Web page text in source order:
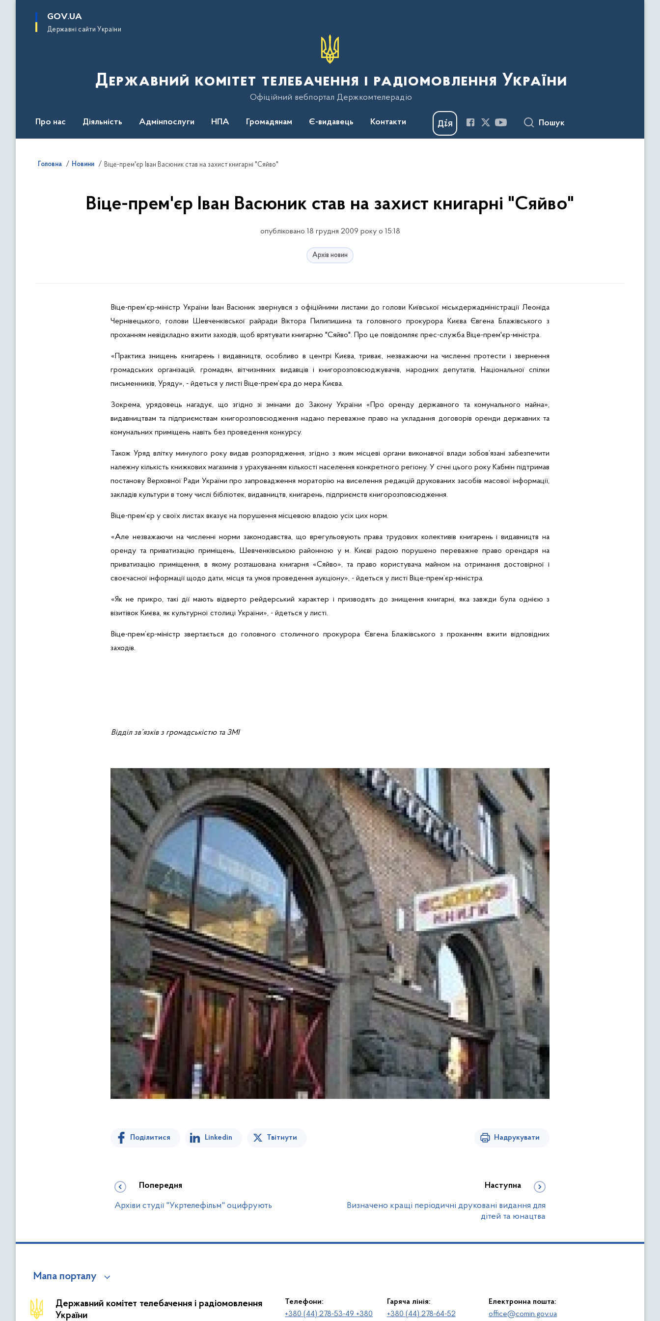
основного
GOV.UA
Державні сайти України
Державний комітет телебачення і радіомовлення України
Офіційний вебпортал Держкомтелерадіо
Про нас Діяльність Адмінпослуги НПА Громадянам Є-видавець Контакти Пошук
Головна Новини Віце-прем'єр Іван Васюник став на захист книгарні "Сяйво"
Віце-прем'єр Іван Васюник став на захист книгарні "Сяйво"
опубліковано 18 грудня 2009 року о 15:18
Архів новин
Віце-прем’єр-міністр України Іван Васюник звернувся з офіційними листами до голови Київської міськдержадміністрації Леоніда
Чернівецького, голови Шевченківської райради
Віктора Пилипишина та головного прокурора Києва Євгена Блажівського з
проханням невідкладно вжити заходів, щоб врятувати книгарню "Сяйво". Про це повідомляє прес-служба Віце-прем'єр-міністра.
«Практика знищень книгарень і видавництв, особливо в центрі Києва, триває, незважаючи на численні протести і звернення
громадських організацій, громадян, вітчизняних видавців ікнигорозповсюджувачів, народних депутатів, Національної спілки
письменників, Уряду», - йдеться у листі Віце-прем’єра до мера Києва.
Зокрема, урядовець нагадує, що згідно зі змінами до Закону України «Про оренду державного та комунального майна»,
видавництвам та підприємствам книгорозповсюдження надано переважне право на укладання договорів оренди державних та
комунальних приміщень навіть без проведення конкурсу.
Також Уряд влітку минулого року видав розпорядження, згідно з яким місцеві органи виконавчої влади зобов’язані забезпечити
належну кількість книжкових магазинів з урахуванням кількості населення конкретного регіону. У січні цього року Кабмін підтримав
постанову Верховної Ради України про запровадження мораторію на виселення редакцій друкованих засобів масової інформації,
закладів культури в тому числі бібліотек, видавництв, книгарень, підприємств книгорозповсюдження.
Віце-прем’єр у своїх листах вказує на порушення місцевою владою усіх цих норм.
«Але незважаючи на численні норми законодавства, що врегульовують права трудових колективів книгарень і видавництв на
оренду та приватизацію приміщень, Шевченківською районною у м. Києві радою порушено переважне право орендаря на
приватизацію приміщення, в якому розташована книгарня «Сяйво», та право користувача майном на отримання достовірної і
своєчасної інформації щодо дати, місця та умов проведення аукціону», - йдеться у листі Віце-прем’єр-міністра.
«Як не прикро, такі дії мають відверторейдерський характер і призводять до знищення книгарні, яка завжди була однією з
візитівок Києва, як культурної столиці України», - йдеться у листі.
Віце-прем’єр-міністр звертається до головного столичного прокурора Євгена Блажівського з проханням вжити відповідних
заходів.
Відділ зв’язків з громадськістю та ЗМІ
Поділитися Linkedin Твітнути Надрукувати
Попередня
Архіви студії "Укртелефільм" оцифрують
Наступна
Визначено кращі періодичні друковані видання для
дітей та юнацтва
Мапа порталу
Державний комітет телебачення і радіомовлення
України
Телефони:
+380 (44) 278-53-49 +380
Гаряча лінія:
+380 (44) 278-64-52
Електронна пошта:
office@comin.gov.ua